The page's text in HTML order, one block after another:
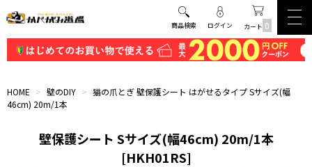
商品検索 ログイン カート 0
HOME > 壁のDIY > 猫の爪とぎ 壁保護シート はがせるタイプ Sサイズ(幅
46cm) 20m/1本
壁保護シート Sサイズ(幅46cm) 20m/1本
[HKH01RS]